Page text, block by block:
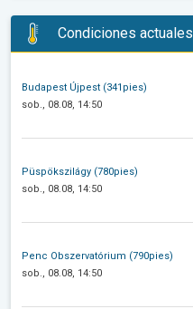
Condiciones actuales
Budapest Újpest (341pies)
sob., 08.08, 14:50
Püspökszilágy (780pies)
sob., 08.08, 14:50
Penc Obszervatórium (790pies)
sob., 08.08, 14:50